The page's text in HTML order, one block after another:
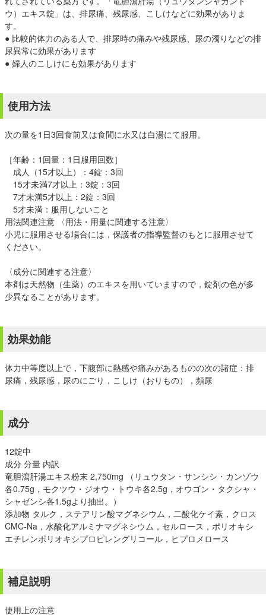
ウ）エキス錠」は、排尿痛、残尿感、こしけなどに効果がありま
す。
● 比較的体力のある人で、排尿時の痛みや残尿感、尿の濁りなどの排
尿異常に効果があります
● 婦人のこしけにも効果があります
使用方法
次の量を1日3回食前又は食間に水又は白湯にて服用。
［年齢：1回量：1日服用回数］
成人（15才以上）：4錠：3回
15才未満7才以上：3錠：3回
7才未満5才以上：2錠：3回
5才未満：服用しないこと
用法関連注意 〈用法・用量に関連する注意〉
小児に服用させる場合には，保護者の指導監督のもとに服用させて
ください。
〈成分に関連する注意〉
本剤は天然物（生薬）のエキスを用いていますので，錠剤の色が多
少異なることがあります。
効果効能
体力中等度以上で，下腹部に熱感や痛みがあるものの次の諸症：排
尿痛，残尿感，尿のにごり，こしけ（おりもの），頻尿
成分
12錠中
成分 分量 内訳
竜胆瀉肝湯エキス粉末 2,750mg （リュウタン・サンシシ・カンゾウ
各0.75g，モクツウ・ジオウ・トウキ各2.5g，オウゴン・タクシャ・
シャゼンシ各1.5gより抽出。）
添加物 タルク，ステアリン酸マグネシウム，二酸化ケイ素，クロス
CMC-Na，水酸化アルミナマグネシウム，セルロース，ポリオキシ
エチレンポリオキシプロピレングリコール，ヒプロメロース
補足説明
使用上の注意